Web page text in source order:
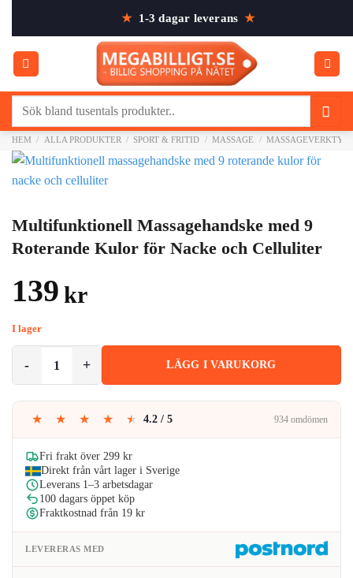
content
★ 1-3 dagar leverans ★
HEM / ALLA PRODUKTER / SPORT & FRITID / MASSAGE / MASSAGEVERKTYG
Multifunktionell Massagehandske med 9
Roterande Kulor för Nacke och Celluliter
139 kr
I lager
LÄGG I VARUKORG
★ ★ ★ ★ ★ 4.2 / 5 934 omdömen
Fri frakt över 299 kr
Direkt från vårt lager i Sverige
Leverans 1–3 arbetsdagar
100 dagars öppet köp
Fraktkostnad från 19 kr
LEVERERAS MED